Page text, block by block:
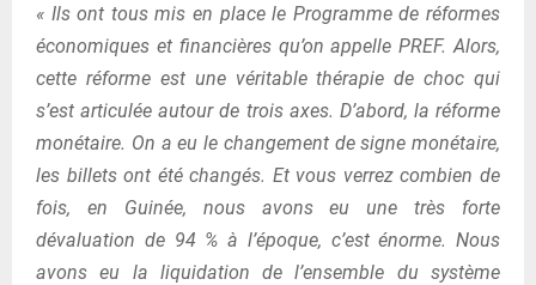
« Ils ont tous mis en place le Programme de réformes
économiques et financières qu’on appelle PREF. Alors,
cette réforme est une véritable thérapie de choc qui
s’est articulée autour de trois axes. D’abord, la réforme
monétaire. On a eu le changement de signe monétaire,
les billets ont été changés. Et vous verrez combien de
fois, en Guinée, nous avons eu une très forte
dévaluation de 94 % à l’époque, c’est énorme. Nous
avons eu la liquidation de l’ensemble du système